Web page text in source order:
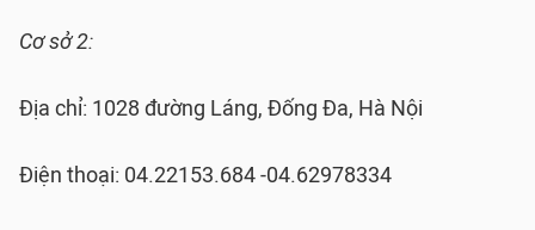
Cơ sở 2:
Địa chỉ: 1028 đường Láng, Đống Đa, Hà Nội
Điện thoại: 04.22153.684 -04.62978334